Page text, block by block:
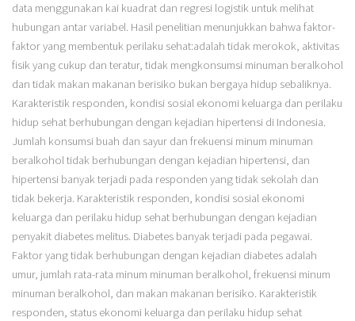
data menggunakan kai kuadrat dan regresi logistik untuk melihat
hubungan antar variabel. Hasil penelitian menunjukkan bahwa faktor-
faktor yang membentuk perilaku sehat:adalah tidak merokok, aktivitas
fisik yang cukup dan teratur, tidak mengkonsumsi minuman beralkohol
dan tidak makan makanan berisiko bukan bergaya hidup sebaliknya.
Karakteristik responden, kondisi sosial ekonomi keluarga dan perilaku
hidup sehat berhubungan dengan kejadian hipertensi di Indonesia.
Jumlah konsumsi buah dan sayur dan frekuensi minum minuman
beralkohol tidak berhubungan dengan kejadian hipertensi, dan
hipertensi banyak terjadi pada responden yang tidak sekolah dan
tidak bekerja. Karakteristik responden, kondisi sosial ekonomi
keluarga dan perilaku hidup sehat berhubungan dengan kejadian
penyakit diabetes melitus. Diabetes banyak terjadi pada pegawai.
Faktor yang tidak berhubungan dengan kejadian diabetes adalah
umur, jumlah rata-rata minum minuman beralkohol, frekuensi minum
minuman beralkohol, dan makan makanan berisiko. Karakteristik
responden, status ekonomi keluarga dan perilaku hidup sehat